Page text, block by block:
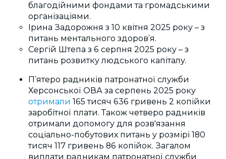
благодійними фондами та громадськими
організаціями.
Ірина Задорожня з 10 квітня 2025 року – з
питань ментального здоров’я.
Сергій Штепа з 6 серпня 2025 року – з
питань розвитку людського капіталу.
П’ятеро радників патронатної служби
Херсонської ОВА за серпень 2025 року
отримали 165 тисяч 636 гривень 2 копійки
заробітної плати. Також четверо радників
отримали допомогу для розв'язання
соціально-побутових питань у розмірі 180
тисяч 117 гривень 86 копійок. Загалом
виплати радникам патронатної служби